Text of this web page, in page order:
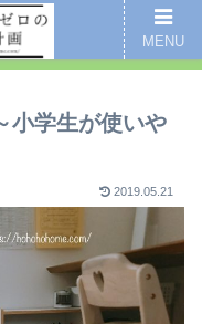
掃除 全記事一覧
内ページにいくよ
小学生が使いや
2019.05.21
MENU